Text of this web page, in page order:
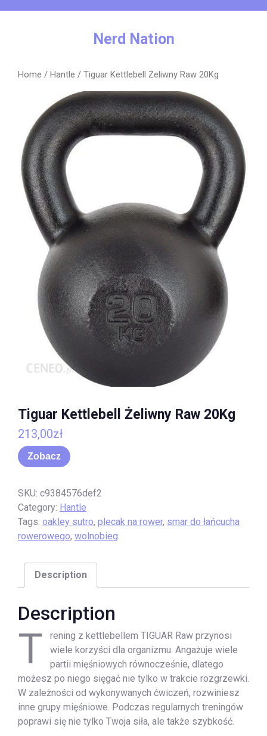
Nerd Nation
Home / Hantle / Tiguar Kettlebell Żeliwny Raw 20Kg
Tiguar Kettlebell Żeliwny Raw 20Kg
213,00zł
Zobacz
SKU: c9384576def2
Category: Hantle
Tags: oakley sutro, plecak na rower, smar do łańcucha
rowerowego, wolnobieg
Description
Description
T
rening z kettlebellem TIGUAR Raw przynosi
wiele korzyści dla organizmu. Angażuje wiele
partii mięśniowych równocześnie, dlatego
możesz po niego sięgać nie tylko w trakcie rozgrzewki.
W zależności od wykonywanych ćwiczeń, rozwiniesz
inne grupy mięśniowe. Podczas regularnych treningów
poprawi się nie tylko Twoja siła, ale także szybkość.